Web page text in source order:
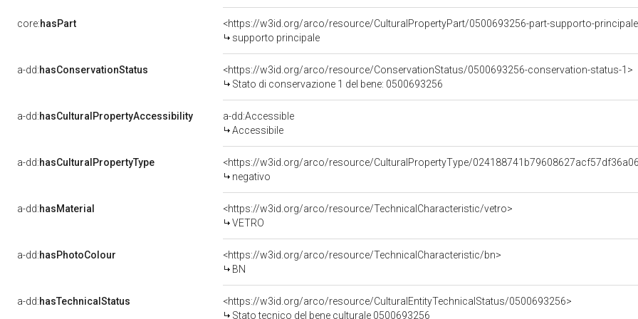
core:hasPart
<https://w3id.org/arco/resource/CulturalPropertyPart/0500693256-part-supporto-
supporto principale
a-dd:hasConservationStatus
<https://w3id.org/arco/resource/ConservationStatus/0500693256-conservation-status-1>
Stato di conservazione 1 del bene: 0500693256
a-dd:hasCulturalPropertyAccessibility
a-dd:Accessible
Accessibile
a-dd:hasCulturalPropertyType
<https://w3id.org/arco/resource/CulturalPropertyType/
negativo
a-dd:hasMaterial
<https://w3id.org/arco/resource/TechnicalCharacteristic/vetro>
VETRO
a-dd:hasPhotoColour
<https://w3id.org/arco/resource/TechnicalCharacteristic/bn>
BN
a-dd:hasTechnicalStatus
<https://w3id.org/arco/resource/CulturalEntityTechnicalStatus/0500693256>
Stato tecnico del bene culturale 0500693256